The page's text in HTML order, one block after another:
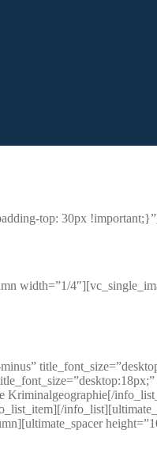
top: 30px
Kriminalgeographie[/